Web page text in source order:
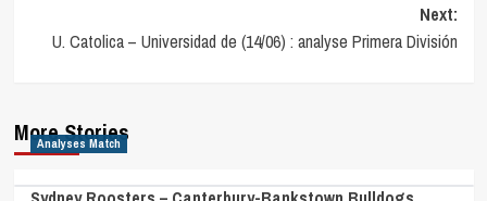
Next:
U. Catolica – Universidad de (14/06) : analyse Primera División
More Stories
Analyses Match